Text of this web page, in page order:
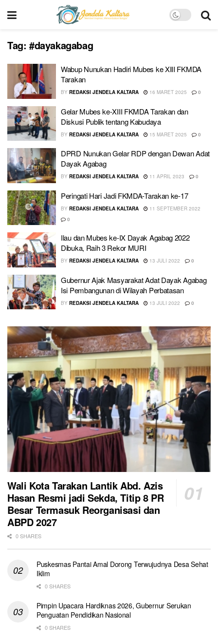
Tag: #dayakagabag
Wabup Nunukan Hadiri Mubes ke XIII FKMDA
Tarakan
BY REDAKSI JENDELA KALTARA 16 MARET 2025 0
Gelar Mubes ke-XIII FKMDA Tarakan dan
Diskusi Publik tentang Kabudaya
BY REDAKSI JENDELA KALTARA 15 MARET 2025 0
DPRD Nunukan Gelar RDP dengan Dewan Adat
Dayak Agabag
BY REDAKSI JENDELA KALTARA 11 APRIL 2023 0
Peringati Hari Jadi FKMDA-Tarakan ke-17
BY REDAKSI JENDELA KALTARA
11 SEPTEMBER 2022
0
Ilau dan Mubes ke-IX Dayak Agabag 2022
Dibuka, Raih 3 Rekor MURI
BY REDAKSI JENDELA KALTARA 13 JULI 2022 0
Gubernur Ajak Masyarakat Adat Dayak Agabag
Isi Pembangunan di Wilayah Perbatasan
BY REDAKSI JENDELA KALTARA 13 JULI 2022 0
Wali Kota Tarakan Lantik Abd. Azis
Hasan Resmi jadi Sekda, Titip 8 PR
Besar Termasuk Reorganisasi dan
ABPD 2027
0 SHARES
Puskesmas Pantai Amal Dorong Terwujudnya Desa Sehat
Iklim
0 SHARES
Pimpin Upacara Hardiknas 2026, Gubernur Serukan
Penguatan Pendidikan Nasional
0 SHARES